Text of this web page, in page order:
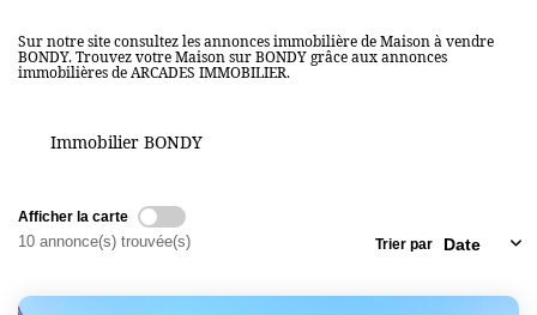
CONTACT
Sur notre site consultez les annonces immobilière de Maison à vendre
BONDY. Trouvez votre Maison sur BONDY grâce aux annonces
immobilières de ARCADES IMMOBILIER.
Immobilier BONDY
Afficher la carte
10 annonce(s) trouvée(s) Trier par